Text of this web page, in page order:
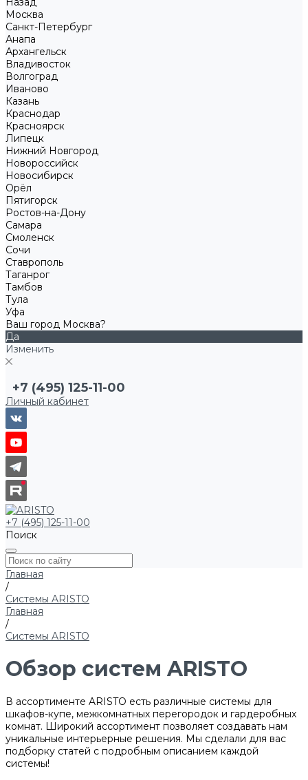
Москва
Санкт-Петербург
Анапа
Архангельск
Владивосток
Волгоград
Иваново
Казань
Краснодар
Красноярск
Липецк
Нижний Новгород
Новороссийск
Новосибирск
Орёл
Пятигорск
Ростов-на-Дону
Самара
Смоленск
Сочи
Ставрополь
Таганрог
Тамбов
Тула
Уфа
Ваш город Москва?
Да
Изменить
+7 (495) 125-11-00
Личный кабинет
+7 (495) 125-11-00
Поиск
Главная
/
Системы ARISTO
Главная
/
Системы ARISTO
Обзор систем ARISTO
В ассортименте ARISTO есть различные системы для
шкафов-купе, межкомнатных перегородок и гардеробных
комнат. Широкий ассортимент позволяет создавать нам
уникальные интерьерные решения. Мы сделали для вас
подборку статей с подробным описанием каждой
системы!